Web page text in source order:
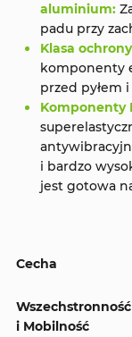
aluminium:
padu przy
Klasa
komponenty
przed pyłem
Komponenty
i bardzo
jest gotowa
Cecha
Wszechstronność
i Mobilność